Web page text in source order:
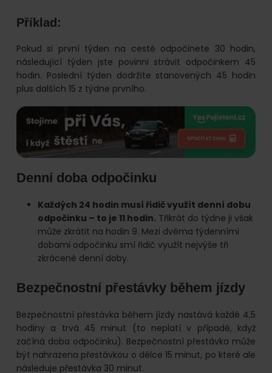
Příklad:
Pokud si první týden na cestě odpočinete 30 hodin,
následující týden jste povinni strávit odpočinkem 45
hodin. Poslední týden dodržíte stanovených 45 hodin
plus dalších 15 z týdne prvního.
Denní doba odpočinku
Každých 24 hodin musí řidič využít denní dobu
odpočinku – to je 11 hodin. Třikrát do týdne ji však
může zkrátit na hodin 9. Mezi dvěma týdenními
dobami odpočinku smí řidič využít nejvýše tři
zkrácené denní doby.
Bezpečnostní přestávky během jízdy
Bezpečnostní přestávka během jízdy nastává každé 4,5
hodiny a trvá 45 minut (to neplatí v případě, když
začíná doba odpočinku). Bezpečnostní přestávka může
být nahrazena přestávkou o délce 15 minut, po které ale
následuje přestávka 30 minut.